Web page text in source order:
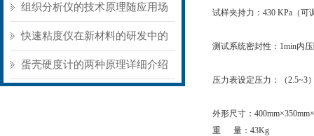
面？
组织分析仪的技术原理随应用场
景不同存在明显差异
快速粘度仪在新材料的研发中的
应用
蛋壳硬度计的两种原理详细介绍
试样夹持力：430 KPa（可
测试系统密封性：1min内压
压力表设定压力：（2.5~3
外形尺寸：
重 量：43Kg